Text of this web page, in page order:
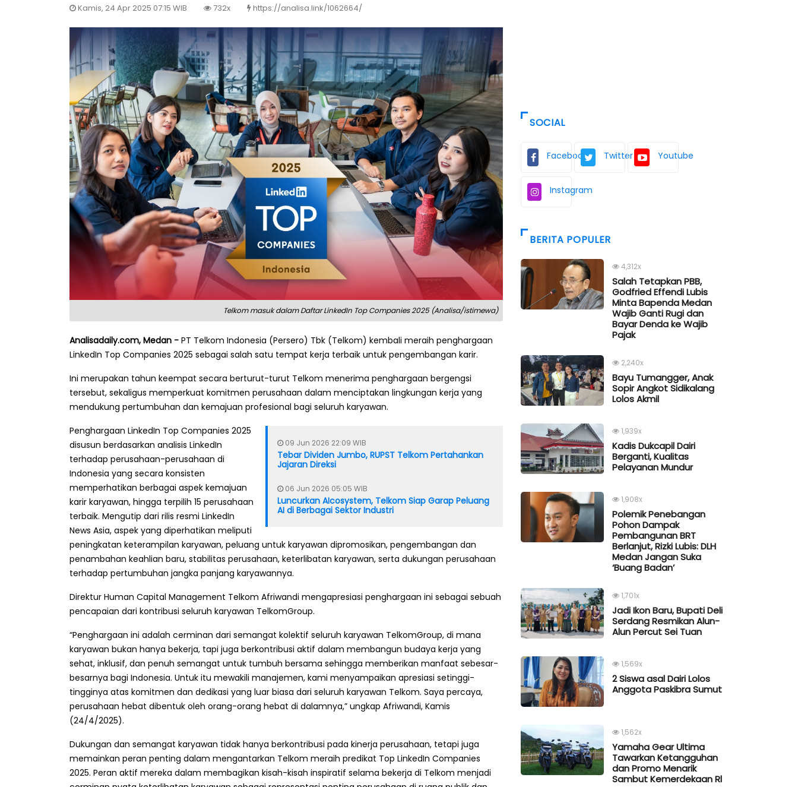
Kamis, 24 Apr 2025 07:15 WIB 732x https://analisa.link/1062664/
Telkom masuk dalam Daftar LinkedIn Top Companies 2025 (Analisa/istimewa)
Analisadaily.com, Medan - PT Telkom Indonesia (Persero) Tbk (Telkom) kembali meraih penghargaan
LinkedIn Top Companies 2025 sebagai salah satu tempat kerja terbaik untuk pengembangan karir.
Ini merupakan tahun keempat secara berturut-turut Telkom menerima penghargaan bergengsi
tersebut, sekaligus memperkuat komitmen perusahaan dalam menciptakan lingkungan kerja yang
mendukung pertumbuhan dan kemajuan profesional bagi seluruh karyawan.
09 Jun 2026 22:09 WIB
Tebar Dividen Jumbo, RUPST Telkom Pertahankan
Jajaran Direksi
06 Jun 2026 05:05 WIB
Luncurkan AIcosystem, Telkom Siap Garap Peluang
AI di Berbagai Sektor Industri
Penghargaan LinkedIn Top Companies 2025
disusun berdasarkan analisis LinkedIn
terhadap perusahaan-perusahaan di
Indonesia yang secara konsisten
memperhatikan berbagai aspek kemajuan
karir karyawan, hingga terpilih 15 perusahaan
terbaik. Mengutip dari rilis resmi LinkedIn
News Asia, aspek yang diperhatikan meliputi
peningkatan keterampilan karyawan, peluang untuk karyawan dipromosikan, pengembangan dan
penambahan keahlian baru, stabilitas perusahaan, keterlibatan karyawan, serta dukungan perusahaan
terhadap pertumbuhan jangka panjang karyawannya.
Direktur Human Capital Management Telkom Afriwandi mengapresiasi penghargaan ini sebagai sebuah
pencapaian dari kontribusi seluruh karyawan TelkomGroup.
“Penghargaan ini adalah cerminan dari semangat kolektif seluruh karyawan TelkomGroup, di mana
karyawan bukan hanya bekerja, tapi juga berkontribusi aktif dalam membangun budaya kerja yang
sehat, inklusif, dan penuh semangat untuk tumbuh bersama sehingga memberikan manfaat sebesar-
besarnya bagi Indonesia. Untuk itu mewakili manajemen, kami menyampaikan apresiasi setinggi-
tingginya atas komitmen dan dedikasi yang luar biasa dari seluruh karyawan Telkom. Saya percaya,
perusahaan hebat dibentuk oleh orang-orang hebat di dalamnya,” ungkap Afriwandi, Kamis
(24/4/2025).
Dukungan dan semangat karyawan tidak hanya berkontribusi pada kinerja perusahaan, tetapi juga
memainkan peran penting dalam mengantarkan Telkom meraih predikat Top LinkedIn Companies
2025. Peran aktif mereka dalam membagikan kisah-kisah inspiratif selama bekerja di Telkom menjadi
SOCIAL
Facebook Twitter Youtube
Instagram
BERITA POPULER
4,312x
Salah Tetapkan PBB,
Godfried Effendi Lubis
Minta Bapenda Medan
Wajib Ganti Rugi dan
Bayar Denda ke Wajib
Pajak
2,240x
Bayu Tumangger, Anak
Sopir Angkot Sidikalang
Lolos Akmil
1,939x
Kadis Dukcapil Dairi
Berganti, Kualitas
Pelayanan Mundur
1,908x
Polemik Penebangan
Pohon Dampak
Pembangunan BRT
Berlanjut, Rizki Lubis: DLH
Medan Jangan Suka
‘Buang Badan’
1,701x
Jadi Ikon Baru, Bupati Deli
Serdang Resmikan Alun-
Alun Percut Sei Tuan
1,569x
2 Siswa asal Dairi Lolos
Anggota Paskibra Sumut
1,562x
Yamaha Gear Ultima
Tawarkan Ketangguhan
dan Promo Menarik
Sambut Kemerdekaan Rl